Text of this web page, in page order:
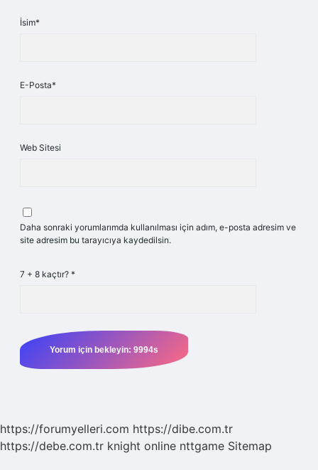
İsim*
E-Posta*
Web Sitesi
Daha sonraki yorumlarımda kullanılması için adım, e-posta adresim ve
site adresim bu tarayıcıya kaydedilsin.
7 + 8 kaçtır? *
https://forumyelleri.com https://dibe.com.tr
https://debe.com.tr knight online nttgame Sitemap